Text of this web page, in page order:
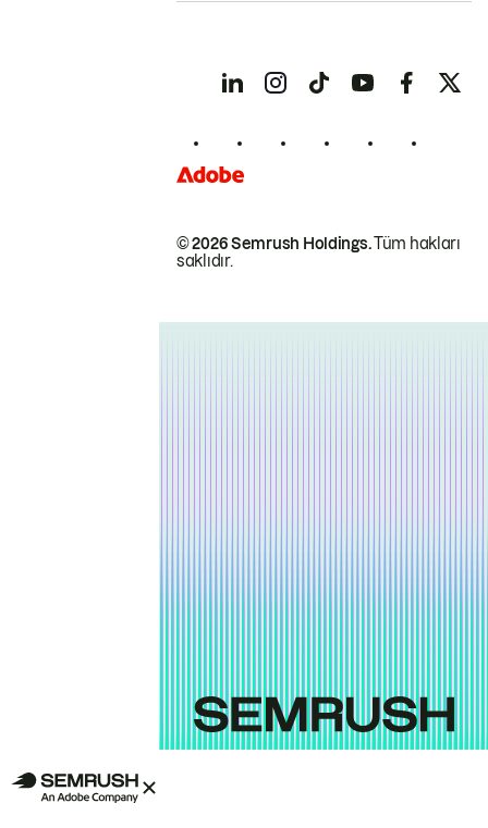
© 2026 Semrush Holdings.Tüm hakları
saklıdır.